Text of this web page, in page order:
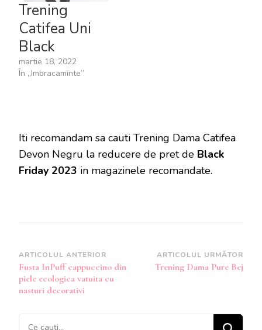
Trening
Catifea Uni
Black
martie 18, 2022
În „Imbracaminte”
Iti recomandam sa cauti Trening Dama Catifea
Devon Negru la reducere de pret de Black
Friday 2023 in magazinele recomandate.
Navigare
în
articole
ARTICOLUL ANTERIOR
Fusta InPuff cappuccino din
piele ecologica vatuita cu
nasturi decorativi
ARTICOLUL URMĂTOR
Trening Dama Pure Bej
Cauți